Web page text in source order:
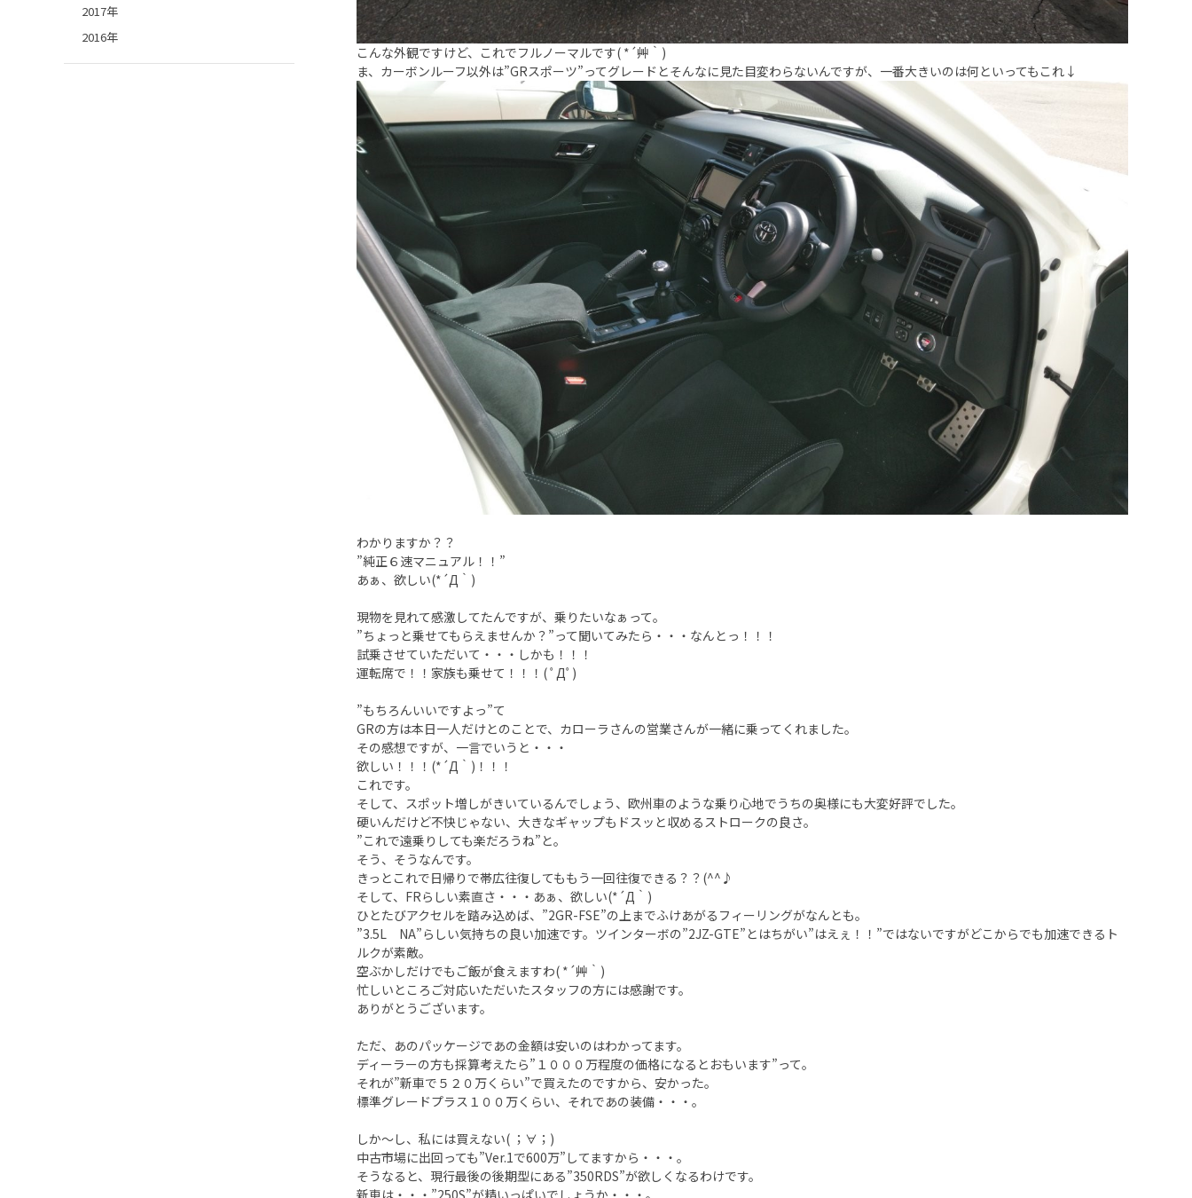
こんな外観ですけど、これでフルノーマルです( *´艸｀)
ま、カーボンルーフ以外は”GRスポーツ”ってグレードとそんなに見た目変わらないんですが、一番大きいのは何といってもこれ↓
わかりますか？？
”純正６速マニュアル！！”
あぁ、欲しい(*´Д｀)
現物を見れて感激してたんですが、乗りたいなぁって。
”ちょっと乗せてもらえませんか？”って聞いてみたら・・・なんとっ！！！
試乗させていただいて・・・しかも！！！
運転席で！！家族も乗せて！！！( ﾟДﾟ)
”もちろんいいですよっ”て
GRの方は本日一人だけとのことで、カローラさんの営業さんが一緒に乗ってくれました。
その感想ですが、一言でいうと・・・
欲しい！！！(*´Д｀)！！！
これです。
そして、スポット増しがきいているんでしょう、欧州車のような乗り心地でうちの奥様にも大変好評でした。
硬いんだけど不快じゃない、大きなギャップもドスッと収めるストロークの良さ。
”これで遠乗りしても楽だろうね”と。
そう、そうなんです。
きっとこれで日帰りで帯広往復してももう一回往復できる？？(^^♪
そして、FRらしい素直さ・・・あぁ、欲しい(*´Д｀)
ひとたびアクセルを踏み込めば、”2GR-FSE”の上までふけあがるフィーリングがなんとも。
”3.5L NA”らしい気持ちの良い加速です。ツインターボの”2JZ-GTE”とはちがい”はえぇ！！”ではないですがどこからでも加速できるト
ルクが素敵。
空ぶかしだけでもご飯が食えますわ( *´艸｀)
忙しいところご対応いただいたスタッフの方には感謝です。
ありがとうございます。
ただ、あのパッケージであの金額は安いのはわかってます。
ディーラーの方も採算考えたら”１０００万程度の価格になるとおもいます”って。
それが”新車で５２０万くらい”で買えたのですから、安かった。
標準グレードプラス１００万くらい、それであの装備・・・。
しか～し、私には買えない( ；∀；)
中古市場に出回っても”Ver.1で600万”してますから・・・。
そうなると、現行最後の後期型にある”350RDS”が欲しくなるわけです。
新車は・・・”250S”が精いっぱいでしょうか・・・。
2017年
2016年